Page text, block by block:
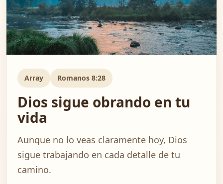
Array Romanos 8:28
Dios sigue obrando en tu
vida
Aunque no lo veas claramente hoy, Dios
sigue trabajando en cada detalle de tu
camino.